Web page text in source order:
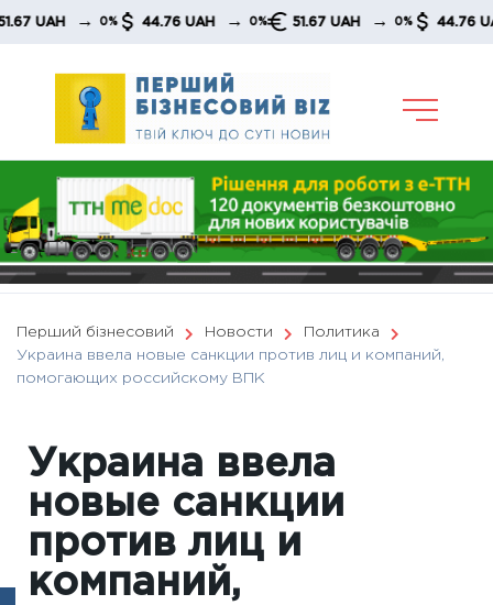
Skip
→ 0% 44.76 UAH → 0% 51.67 UAH → 0% 44.76 UAH
Перший бізнесовий Новости
Политика
Украина ввела новые санкции против лиц и компаний,
помогающих российскому ВПК
Украина ввела
новые санкции
против лиц и
компаний,